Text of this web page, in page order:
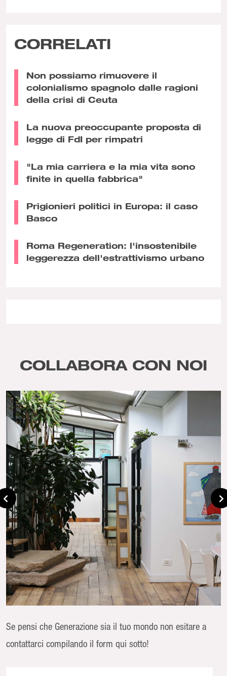
CORRELATI
Non possiamo rimuovere il
colonialismo spagnolo dalle ragioni
della crisi di Ceuta
La nuova preoccupante proposta di
legge di FdI per rimpatri
"La mia carriera e la mia vita sono
finite in quella fabbrica"
Prigionieri politici in Europa: il caso
Basco
Roma Regeneration: l'insostenibile
leggerezza dell'estrattivismo urbano
COLLABORA CON NOI
Se pensi che Generazione sia il tuo mondo non esitare a
contattarci compilando il form qui sotto!